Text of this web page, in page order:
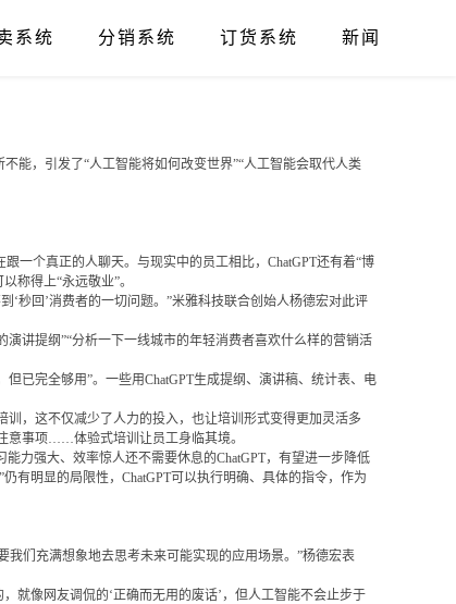
系统 分销系统 订货系统 新闻
能，引发了“人工智能将如何改变世界”“人工智能会取代人类
一个真正的人聊天。与现实中的员工相比，ChatGPT还有着“博
称得上“永远敬业”。
秒回’消费者的一切问题。”米雅科技联合创始人杨德宏对此评
讲提纲”“分析一下一线城市的年轻消费者喜欢什么样的营销活
已完全够用”。一些用ChatGPT生成提纲、演讲稿、统计表、电
，这不仅减少了人力的投入，也让培训形式变得更加灵活多
意事项……体验式培训让员工身临其境。
力强大、效率惊人还不需要休息的ChatGPT，有望进一步降低
有明显的局限性，ChatGPT可以执行明确、具体的指令，作为
们充满想象地去思考未来可能实现的应用场景。”杨德宏表
就像网友调侃的‘正确而无用的废话’，但人工智能不会止步于